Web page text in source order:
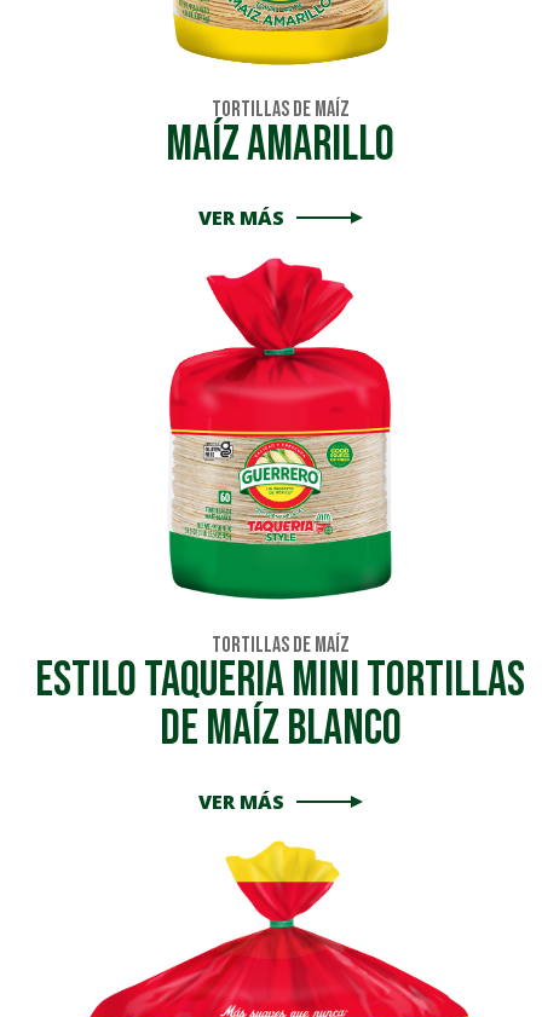
Tortillas de Maíz
Maíz Amarillo
VER MÁS
Tortillas de Maíz
ESTILO TAQUERIA MINI TORTILLAS
DE MAÍZ BLANCO
VER MÁS